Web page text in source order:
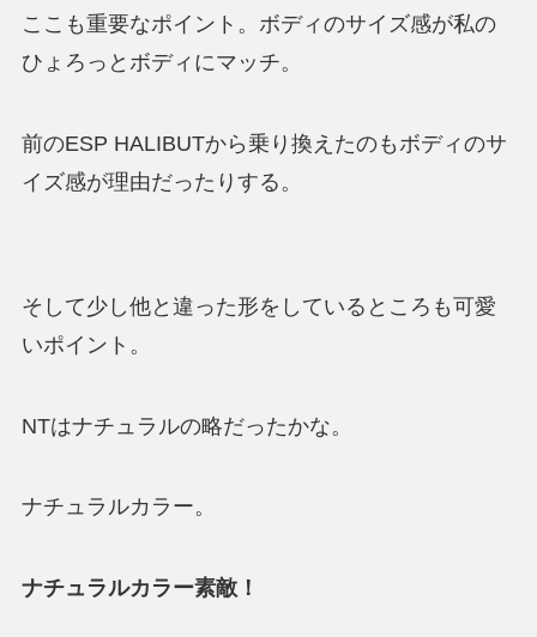
ここも重要なポイント。ボディのサイズ感が私の
ひょろっとボディにマッチ。
前のESP HALIBUTから乗り換えたのもボディのサ
イズ感が理由だったりする。
そして少し他と違った形をしているところも可愛
いポイント。
NTはナチュラルの略だったかな。
ナチュラルカラー。
ナチュラルカラー素敵！